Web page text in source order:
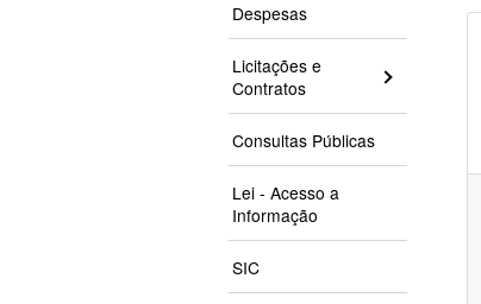
Despesas
Licitações e
Contratos
Consultas Públicas
Lei - Acesso a
Informação
SIC